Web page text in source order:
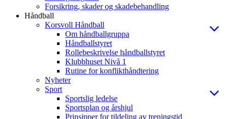
Forsikring, skader og skadebehandling
Håndball
Korsvoll Håndball
Om håndballgruppa
Håndballstyret
Rollebeskrivelse håndballstyret
Klubbhuset Nivå 1
Rutine for konflikthåndtering
Nyheter
Sport
Sportslig ledelse
Sportsplan og årshjul
Prinsipper for tildeling av treningstid